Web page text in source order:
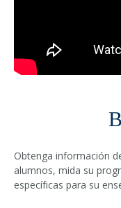
Obtenga información
alumnos, mida su
específicas para su